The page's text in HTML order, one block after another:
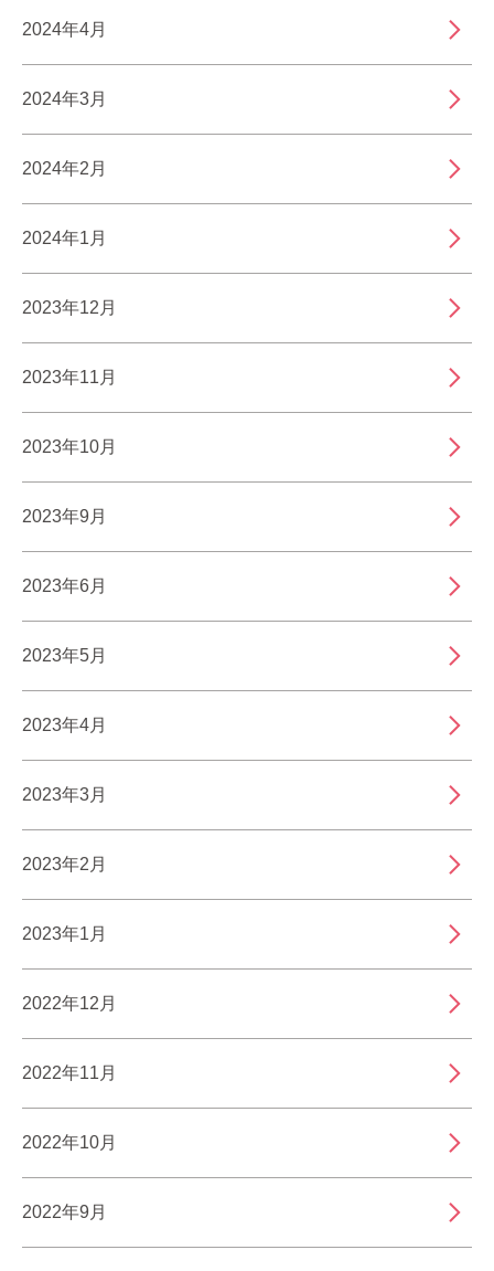
2024年4月
2024年3月
2024年2月
2024年1月
2023年12月
2023年11月
2023年10月
2023年9月
2023年6月
2023年5月
2023年4月
2023年3月
2023年2月
2023年1月
2022年12月
2022年11月
2022年10月
2022年9月